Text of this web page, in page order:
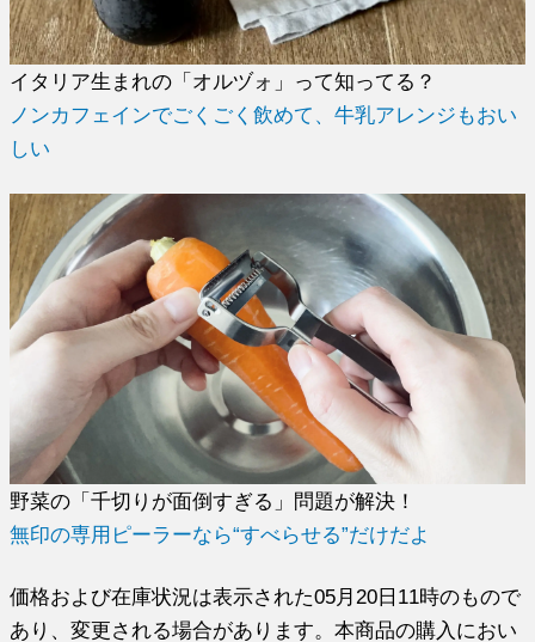
イタリア生まれの「オルヅォ」って知ってる？
ノンカフェインでごくごく飲めて、牛乳アレンジもおい
しい
野菜の「千切りが面倒すぎる」問題が解決！
無印の専用ピーラーなら“すべらせる”だけだよ
価格および在庫状況は表示された05月20日11時のもので
あり、変更される場合があります。本商品の購入におい